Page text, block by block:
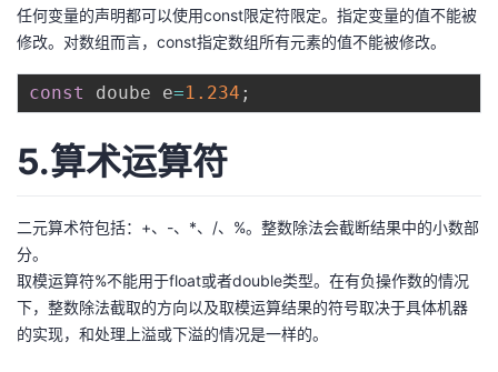
任何变量的声明都可以使用const限定符限定。指定变量的值不能被
修改。对数组而言，const指定数组所有元素的值不能被修改。
const doube e=1.234 ;
5.算术运算符
二元算术符包括：+、-、*、/、%。整数除法会截断结果中的小数部
分。
取模运算符%不能用于float或者double类型。在有负操作数的情况
下，整数除法截取的方向以及取模运算结果的符号取决于具体机器
的实现，和处理上溢或下溢的情况是一样的。